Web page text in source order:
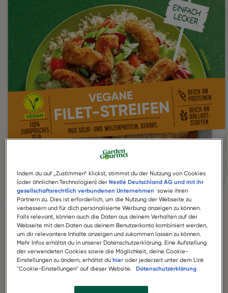
Indem du auf „Zustimmen“ klickst, stimmst du der Nutzung von Cookies
(oder ähnlichen Technologien) derNestlé Deutschland AG und mit ihr
gesellschaftsrechtlich verbundenen Unternehmen sowie ihren
Partnern zu. Dies ist erforderlich, um die Nutzung der Webseite zu
verbessern und für dich personalisierte Werbung anzeigen zu können.
Falls relevant, können auch die Daten aus deinem Verhalten auf der
Webseite mit den Daten aus deinem Benutzerkonto kombiniert werden,
um dir relevantere Inhalte anzeigen und zukommen lassen zu können.
Mehr Infos erhältst du in unserer Datenschutzerklärung. Eine Aufstellung
der verwendeten Cookies sowie die Möglichkeit, deine Cookie-
Einstellungen zu ändern, erhältst duhier oder jederzeit unter dem Link
"Cookie-Einstellungen" auf dieser Website.
Datenschutzerklärung